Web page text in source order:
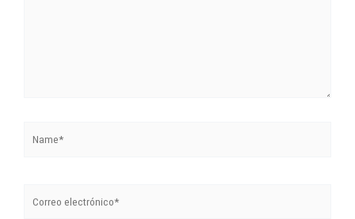
electrónico*